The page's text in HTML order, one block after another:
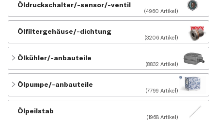
Öldruckschalter/-sensor/-ventil
(4960 Artikel)
Ölfiltergehäuse/-dichtung
(3206 Artikel)
Ölkühler/-anbauteile
(8832 Artikel)
Ölpumpe/-anbauteile
(7799 Artikel)
Ölpeilstab
(1968 Artikel)